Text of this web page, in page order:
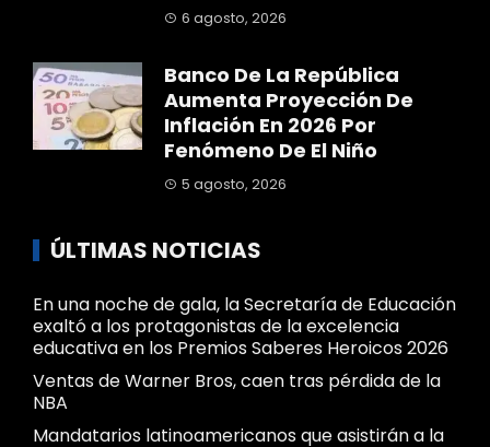
6 agosto, 2026
Banco De La República
Aumenta Proyección De
Inflación En 2026 Por
Fenómeno De El Niño
5 agosto, 2026
ÚLTIMAS NOTICIAS
En una noche de gala, la Secretaría de Educación
exaltó a los protagonistas de la excelencia
educativa en los Premios Saberes Heroicos 2026
Ventas de Warner Bros, caen tras pérdida de la
NBA
Mandatarios latinoamericanos que asistirán a la